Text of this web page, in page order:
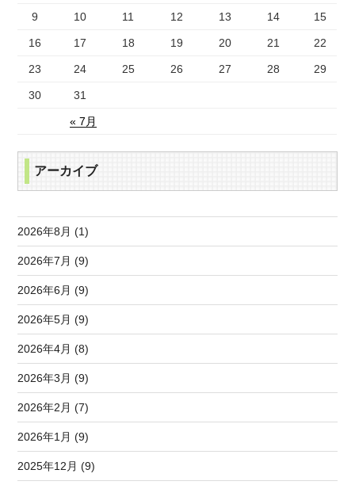
« 7月
9 10 11 12 13 14 15
16 17 18 19 20 21 22
23 24 25 26 27 28 29
30 31
アーカイブ
2026年8月 (1)
2026年7月 (9)
2026年6月 (9)
2026年5月 (9)
2026年4月 (8)
2026年3月 (9)
2026年2月 (7)
2026年1月 (9)
2025年12月 (9)